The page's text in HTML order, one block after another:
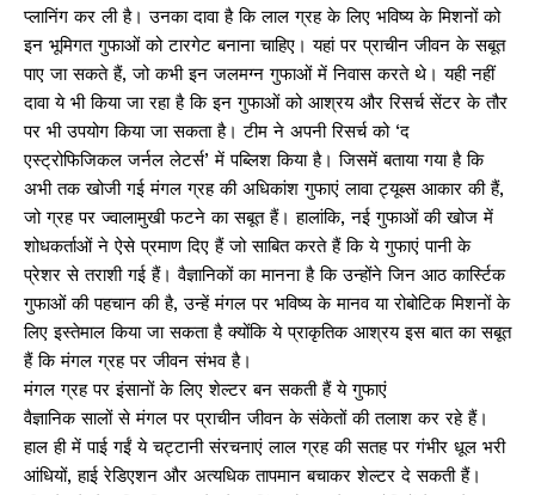
प्लानिंग कर ली है। उनका दावा है कि लाल ग्रह के लिए भविष्य के मिशनों को
इन भूमिगत गुफाओं को टारगेट बनाना चाहिए। यहां पर प्राचीन जीवन के सबूत
पाए जा सकते हैं, जो कभी इन जलमग्न गुफाओं में निवास करते थे। यही नहीं
दावा ये भी किया जा रहा है कि इन गुफाओं को आश्रय और रिसर्च सेंटर के तौर
पर भी उपयोग किया जा सकता है। टीम ने अपनी रिसर्च को ‘द
एस्ट्रोफिजिकल जर्नल लेटर्स’ में पब्लिश किया है। जिसमें बताया गया है कि
अभी तक खोजी गई मंगल ग्रह की अधिकांश गुफाएं लावा ट्यूब्स आकार की हैं,
जो ग्रह पर ज्वालामुखी फटने का सबूत हैं। हालांकि, नई गुफाओं की खोज में
शोधकर्ताओं ने ऐसे प्रमाण दिए हैं जो साबित करते हैं कि ये गुफाएं पानी के
प्रेशर से तराशी गई हैं। वैज्ञानिकों का मानना ​​है कि उन्होंने जिन आठ कार्स्टिक
गुफाओं की पहचान की है, उन्हें मंगल पर भविष्य के मानव या रोबोटिक मिशनों के
लिए इस्तेमाल किया जा सकता है क्योंकि ये प्राकृतिक आश्रय इस बात का सबूत
हैं कि मंगल ग्रह पर जीवन संभव है।
मंगल ग्रह पर इंसानों के लिए शेल्टर बन सकती हैं ये गुफाएं
वैज्ञानिक सालों से मंगल पर प्राचीन जीवन के संकेतों की तलाश कर रहे हैं।
हाल ही में पाई गईं ये चट्टानी संरचनाएं लाल ग्रह की सतह पर गंभीर धूल भरी
आंधियों, हाई रेडिएशन और अत्यधिक तापमान बचाकर शेल्टर दे सकती हैं।